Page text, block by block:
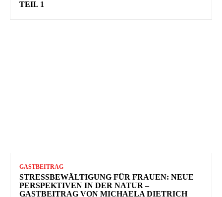
TEIL 1
GASTBEITRAG
STRESSBEWÄLTIGUNG FÜR FRAUEN: NEUE
PERSPEKTIVEN IN DER NATUR –
GASTBEITRAG VON MICHAELA DIETRICH